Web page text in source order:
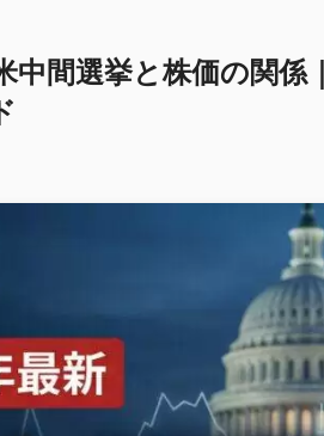
中間選挙と株価の関